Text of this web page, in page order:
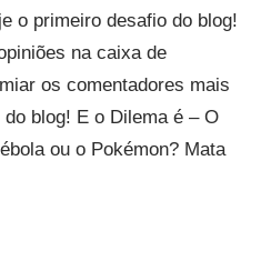
o primeiro desafio do blog!
na caixa de
os comentadores mais
blog! E o Dilema é – O
ou o Pokémon? Mata